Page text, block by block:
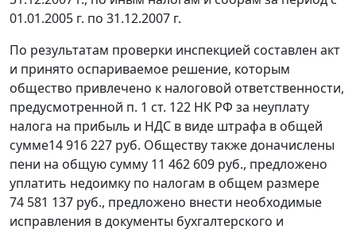
01.01.2005 г. по 31.12.2007 г.
По результатам проверки инспекцией составлен акт
и принято оспариваемое решение, которым
общество привлечено к налоговой ответственности,
предусмотренной п. 1 ст. 122 НК РФ за неуплату
налога на прибыль и НДС в виде штрафа в общей
сумме14 916 227 руб. Обществу также доначислены
пени на общую сумму 11 462 609 руб., предложено
уплатить недоимку по налогам в общем размере
74 581 137 руб., предложено внести необходимые
исправления в документы бухгалтерского и